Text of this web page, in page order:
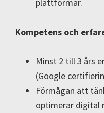
Kompetens och
Minst 2 till 3 års
(Google
Förmågan att
optimerar digital